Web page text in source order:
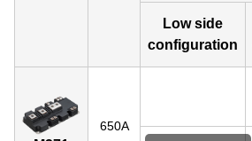
Low side
configuration
650A